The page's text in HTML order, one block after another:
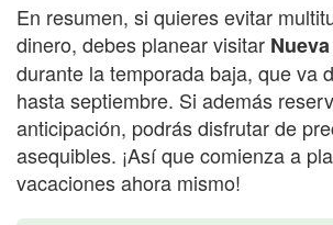
En resumen, si quieres evitar
dinero, debes planear visitar
durante la temporada baja, que va
hasta septiembre. Si además
anticipación, podrás disfrutar de
asequibles. ¡Así que comienza a
vacaciones ahora mismo!